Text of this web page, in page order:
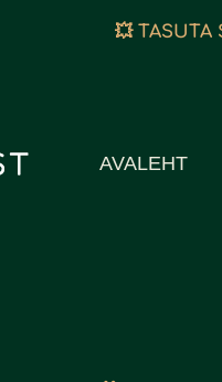
💥 TASUTA
AVALEHT